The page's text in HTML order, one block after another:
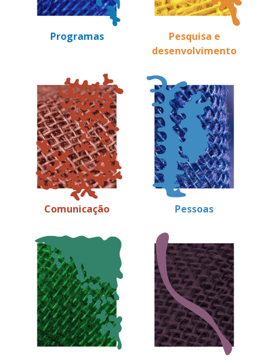
Alto Contraste
Programas
Pesquisa e
desenvolvimento
Comunicação Pessoas